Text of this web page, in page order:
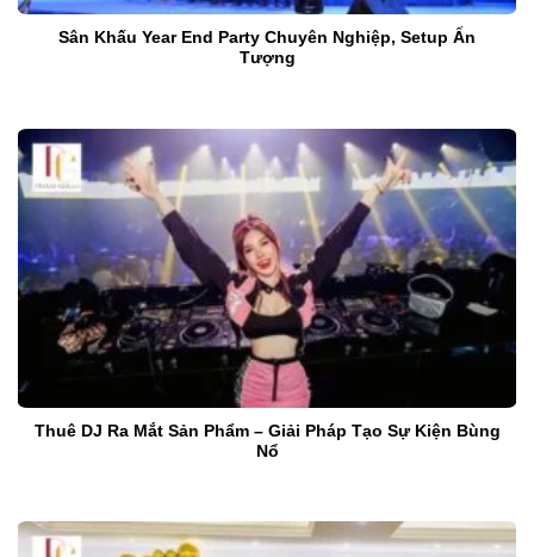
Sân Khấu Year End Party Chuyên Nghiệp, Setup Ấn
Tượng
Thuê DJ Ra Mắt Sản Phẩm – Giải Pháp Tạo Sự Kiện Bùng
Nổ